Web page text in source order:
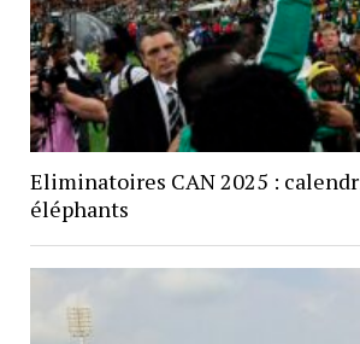
Eliminatoires CAN 2025 :
éléphants